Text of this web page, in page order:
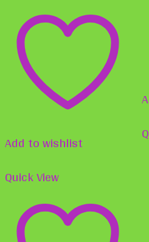
weist
mehrere
Varianten
auf.
Add to wishlist
Quick View